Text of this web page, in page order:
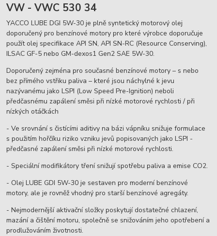
VW - VWC 530 34
YACCO LUBE DGI 5W-30 je plně syntetický motorový olej
doporučený pro benzínové motory pro které výrobce doporučuje
použít olej specifikace API SN, API SN-RC (Resource Conserving),
ILSAC GF-5 nebo GM-dexos1 Gen2 SAE 5W-30.
Doporučený zejména pro současné benzínové motory – s nebo
bez přímého vstřiku paliva – které jsou náchylné k jevu
nazývanému jako LSPI (Low Speed Pre-Ignition) neboli
předčasnému zapálení směsi při nízké motorové rychlosti / při
nízkých otáčkách
- Ve srovnání s čistícími aditivy na bázi vápníku snižuje formulace
s použitím hořčíku riziko vzniku jevů popisovaných jako LSPI -
předčasné zapálení směsi při nízké motorové rychlosti.
- Speciální modifikátory tření snižují spotřebu paliva a emise CO2.
- Olej LUBE GDI 5W-30 je sestaven pro moderní benzínové
motory, ale je rovněž vhodný pro starší benzínové agregáty.
- Nejmodernější aktivační složky poskytují dostatečné chlazení,
mazání a čištění motoru, společně se snižováním jeho opotřebení a
prodlužováním životnosti.